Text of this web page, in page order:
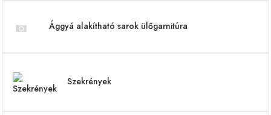
Ággyá alakítható sarok ülőgarnitúra
Szekrények